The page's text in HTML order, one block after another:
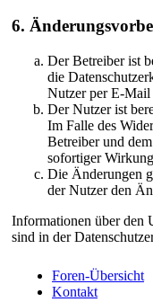
6.
Der Betreiber ist
die
Nutzer per E-Mail
Der Nutzer ist
Im Falle des
Betreiber und
sofortiger
Die Änderungen
der Nutzer den
Informationen über den
sind in der
Foren-Übersicht
Kontakt